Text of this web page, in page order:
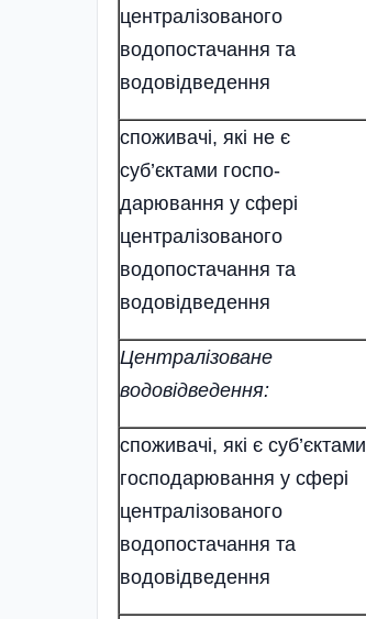
централізованого
водопостачання та
водовідведення
споживачі, які не є
суб’єктами госпо-
дарювання у сфері
централізованого
водопостачання та
водовідведення
Централізоване
водовідведення:
споживачі, які є суб’єктами
господарювання у сфері
централізованого
водопостачання та
водовідведення